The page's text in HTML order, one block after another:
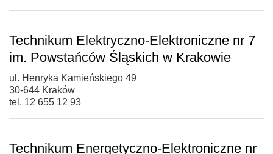
Technikum Elektryczno-Elektroniczne nr 7
im. Powstańców Śląskich w Krakowie
ul. Henryka Kamieńskiego 49
30-644 Kraków
tel. 12 655 12 93
Technikum Energetyczno-Elektroniczne nr